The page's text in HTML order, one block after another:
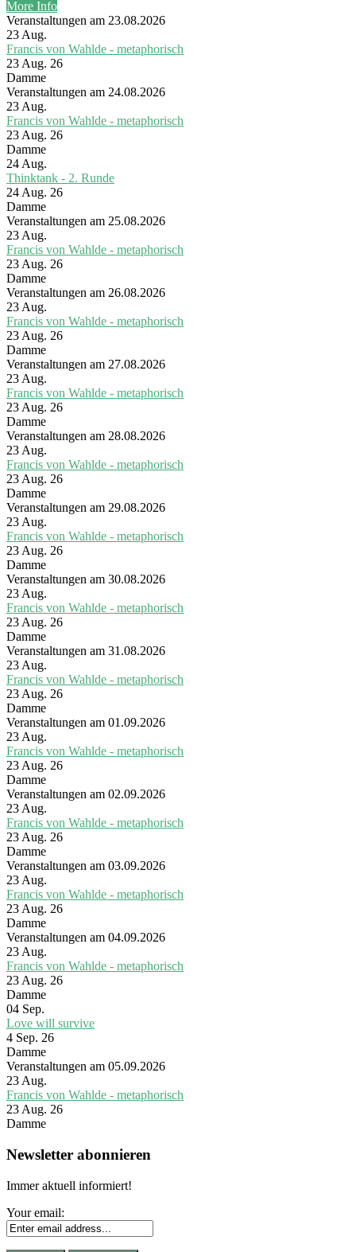
More Info
Veranstaltungen am 23.08.2026
23Aug.
Francis von Wahlde - metaphorisch
23 Aug. 26
Damme
Veranstaltungen am 24.08.2026
23Aug.
Francis von Wahlde - metaphorisch
23 Aug. 26
Damme
24Aug.
Thinktank - 2. Runde
24 Aug. 26
Damme
Veranstaltungen am 25.08.2026
23Aug.
Francis von Wahlde - metaphorisch
23 Aug. 26
Damme
Veranstaltungen am 26.08.2026
23Aug.
Francis von Wahlde - metaphorisch
23 Aug. 26
Damme
Veranstaltungen am 27.08.2026
23Aug.
Francis von Wahlde - metaphorisch
23 Aug. 26
Damme
Veranstaltungen am 28.08.2026
23Aug.
Francis von Wahlde - metaphorisch
23 Aug. 26
Damme
Veranstaltungen am 29.08.2026
23Aug.
Francis von Wahlde - metaphorisch
23 Aug. 26
Damme
Veranstaltungen am 30.08.2026
23Aug.
Francis von Wahlde - metaphorisch
23 Aug. 26
Damme
Veranstaltungen am 31.08.2026
23Aug.
Francis von Wahlde - metaphorisch
23 Aug. 26
Damme
Veranstaltungen am 01.09.2026
23Aug.
Francis von Wahlde - metaphorisch
23 Aug. 26
Damme
Veranstaltungen am 02.09.2026
23Aug.
Francis von Wahlde - metaphorisch
23 Aug. 26
Damme
Veranstaltungen am 03.09.2026
23Aug.
Francis von Wahlde - metaphorisch
23 Aug. 26
Damme
Veranstaltungen am 04.09.2026
23Aug.
Francis von Wahlde - metaphorisch
23 Aug. 26
Damme
04 Sep.
Love will survive
4 Sep. 26
Damme
Veranstaltungen am 05.09.2026
23Aug.
Francis von Wahlde - metaphorisch
23 Aug. 26
Damme
Newsletter abonnieren
Immer aktuell informiert!
Your email: